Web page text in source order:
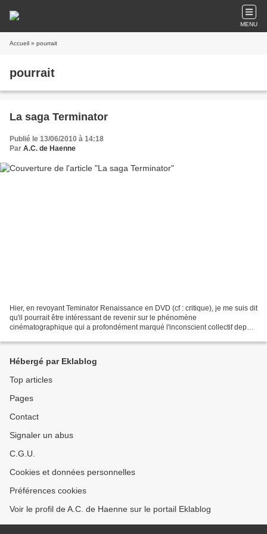
MENU
Accueil » pourrait
pourrait
La saga Terminator
Publié le 13/06/2010 à 14:18
Par A.C. de Haenne
Hier, en revoyant Teminator Renaissance en DVD (cf : critique), je me suis dit
qu'il pourrait être intéressant de revenir sur le phénomène
cinématographique qui a profondément marqué l'inconscient collectif depuis
Hébergé par Eklablog
Top articles
Pages
Contact
Signaler un abus
C.G.U.
Cookies et données personnelles
Préférences cookies
Voir le profil de A.C. de Haenne sur le portail Eklablog